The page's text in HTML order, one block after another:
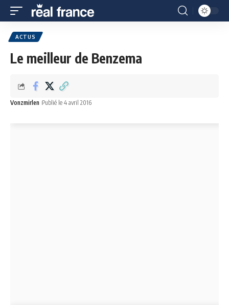
ACTUS
Le meilleur de Benzema
Vonzmirlen Publié le 4 avril 2016